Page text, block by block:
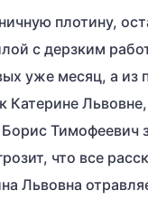
плотину,
с дерзким
уже месяц, а из
Тимофеевич
что все
Львовна